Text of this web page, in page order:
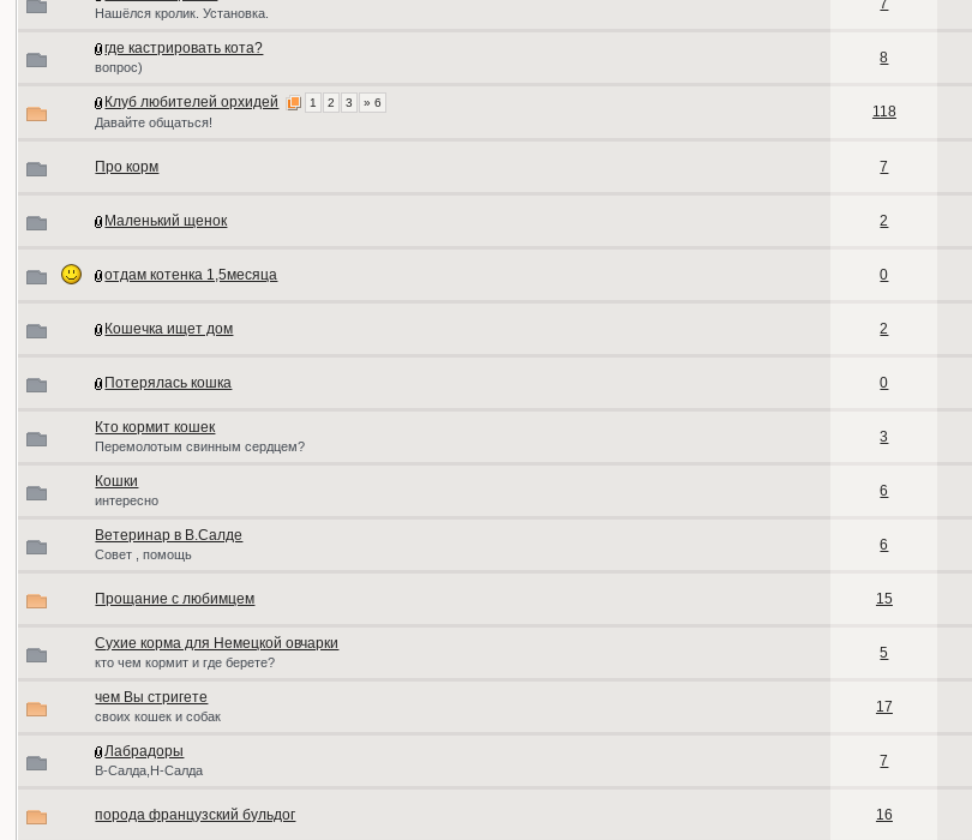
Нашёлся кролик. Установка.
7
где кастрировать кота?
вопрос)
8
Клуб любителей орхидей 1 2 3 » 6
Давайте общаться!
118
Про корм 7
Маленький щенок 2
отдам котенка 1,5месяца 0
Кошечка ищет дом 2
Потерялась кошка 0
Кто кормит кошек
Перемолотым свинным сердцем?
3
Кошки
интересно
6
Ветеринар в В.Салде
Совет , помощь
6
Прощание с любимцем 15
Сухие корма для Немецкой овчарки
кто чем кормит и где берете?
5
чем Вы стригете
своих кошек и собак
17
Лабрадоры
В-Салда,Н-Салда
7
порода французский бульдог 16